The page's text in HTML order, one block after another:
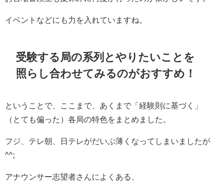
イベントなどにも力を入れていますね。
受験する局の系列とやりたいことを
照らし合わせてみるのがおすすめ！
ということで、ここまで、あくまで「経験則に基づく」
（とても偏った）各局の特色をまとめました。
フジ、テレ朝、日テレがだいぶ薄くなってしまいましたが
^^;
アナウンサー志望者さんによくある、